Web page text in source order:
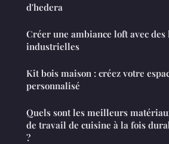
d'hedera
Créer une ambiance loft avec des
industrielles
Kit bois maison : créez votre
personnalisé
Quels sont les meilleurs
de travail de cuisine à la fois
?